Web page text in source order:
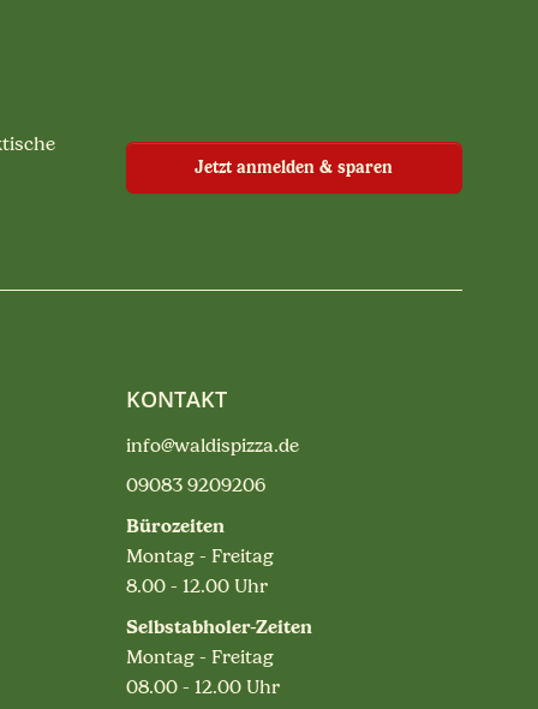
Jetzt anmelden & sparen
KONTAKT
info@waldispizza.de
09083 9209206
Bürozeiten
Montag - Freitag
8.00 - 12.00 Uhr
Selbstabholer-Zeiten
Montag - Freitag
08.00 - 12.00 Uhr